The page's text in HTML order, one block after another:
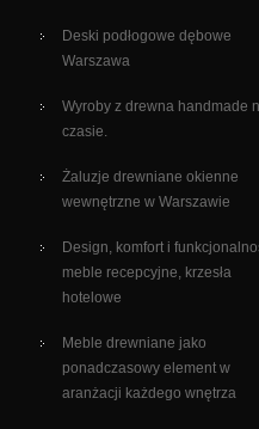
Deski podłogowe dębowe
Warszawa
Wyroby z drewna handmade
czasie.
Żaluzje drewniane okienne
wewnętrzne w Warszawie
Design, komfort i
meble recepcyjne, krzesła
hotelowe
Meble drewniane jako
ponadczasowy element w
aranżacji każdego wnętrza